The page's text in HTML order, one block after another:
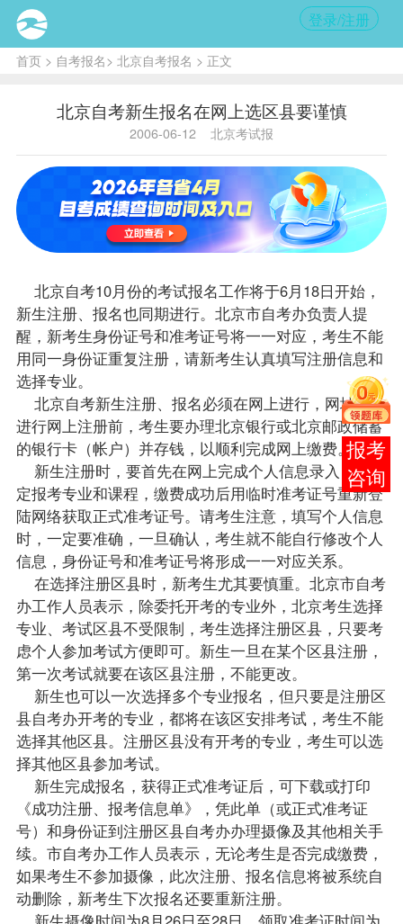
登录/注册
首页> 自考报名> 北京自考报名 > 正文
北京自考新生报名在网上选区县要谨慎
2006-06-12 北京考试报
北京自考10月份的考试报名工作将于6月18日开始，
新生注册、报名也同期进行。北京市自考办负责人提
醒，新考生身份证号和准考证号将一一对应，考生不能
用同一身份证重复注册，请新考生认真填写注册信息和
选择专业。
北京自考新生注册、报名必须在网上进行，网址为.
进行网上注册前，考生要办理北京银行或北京邮政储蓄
的银行卡（帐户）并存钱，以顺利完成网上缴费。
新生注册时，要首先在网上完成个人信息录入，并选
定报考专业和课程 ，缴费成功后用临时准考证号重新登
陆网络获取正式准考证号。请考生注意，填写个人信息
时，一定要准确，一旦确认，考生就不能自行修改个人
信息，身份证号和准考证号将形成一一对应关系。
在选择注册区县时，新考生尤其要慎重。北京市自考
办工作人员表示，除委托开考的专业外，北京考生选择
专业、考试区县不受限制，考生选择注册区县，只要考
虑个人参加考试方便即可。新生一旦在某个区县注册，
第一次考试就要在该区县注册，不能更改。
新生也可以一次选择多个专业报名，但只要是注册区
县自考办开考的专业，都将在该区安排考试，考生不能
选择其他区县。注册区县没有开考的专业，考生可以选
择其他区县参加考试。
新生完成报名，获得正式准考证后，可下载或打印
《成功注册、报考信息单》，凭此单（或正式准考证
号）和身份证到注册区县自考办办理摄像及其他相关手
续。市自考办工作人员表示，无论考生是否完成缴费，
如果考生不参加摄像，此次注册、报名信息将被系统自
动删除，新考生下次报名还要重新注册。
在线
客服